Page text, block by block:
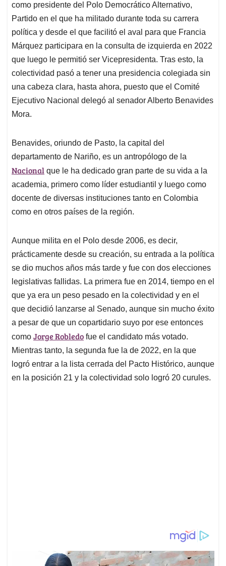
como presidente del Polo Democrático Alternativo,
Partido en el que ha militado durante toda su carrera
política y desde el que facilitó el aval para que Francia
Márquez participara en la consulta de izquierda en 2022
que luego le permitió ser Vicepresidenta. Tras esto, la
colectividad pasó a tener una presidencia colegiada sin
una cabeza clara, hasta ahora, puesto que el Comité
Ejecutivo Nacional delegó al senador Alberto Benavides
Mora.
Benavides, oriundo de Pasto, la capital del
departamento de Nariño, es un antropólogo de la
Nacional que le ha dedicado gran parte de su vida a la
academia, primero como líder estudiantil y luego como
docente de diversas instituciones tanto en Colombia
como en otros países de la región.
Aunque milita en el Polo desde 2006, es decir,
prácticamente desde su creación, su entrada a la política
se dio muchos años más tarde y fue con dos elecciones
legislativas fallidas. La primera fue en 2014, tiempo en el
que ya era un peso pesado en la colectividad y en el
que decidió lanzarse al Senado, aunque sin mucho éxito
a pesar de que un copartidario suyo por ese entonces
como Jorge Robledo fue el candidato más votado.
Mientras tanto, la segunda fue la de 2022, en la que
logró entrar a la lista cerrada del Pacto Histórico, aunque
en la posición 21 y la colectividad solo logró 20 curules.